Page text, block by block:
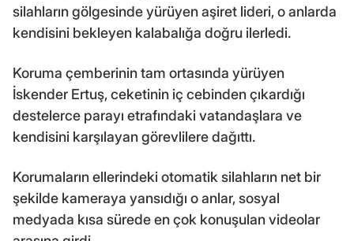
silahların gölgesinde yürüyen aşiret lideri, o anlarda
kendisini bekleyen kalabalığa doğru ilerledi.
Koruma çemberinin tam ortasında yürüyen
İskender Ertuş, ceketinin iç cebinden çıkardığı
destelerce parayı etrafındaki vatandaşlara ve
kendisini karşılayan görevlilere dağıttı.
Korumaların ellerindeki otomatik silahların net bir
şekilde kameraya yansıdığı o anlar, sosyal
medyada kısa sürede en çok konuşulan videolar